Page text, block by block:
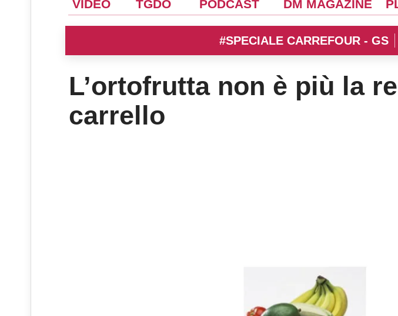
VIDEO TGDO PODCAST DM MAGAZINE
#SPECIALE CARREFOUR - GS
L’ortofrutta non è più la
carrello